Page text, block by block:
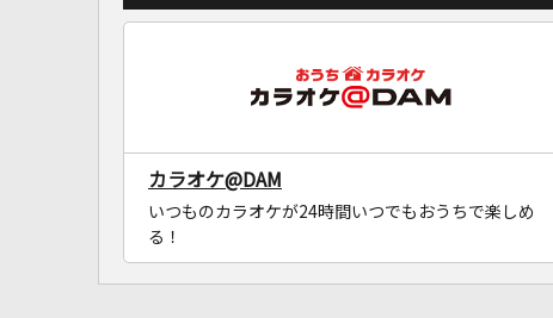
カラオケ@DAM
いつものカラオケが24時間いつでもおうちで楽しめ
る！